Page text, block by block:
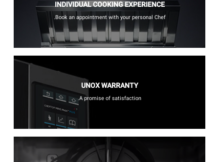
INDIVIDUAL COOKING EXPERIENCE
Book an appointment with your personal Chef.
UNOX WARRANTY
A promise of satisfaction.